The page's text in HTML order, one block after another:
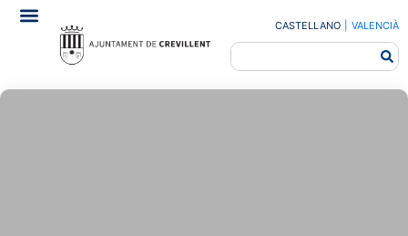
CASTELLANO VALENCIÀ